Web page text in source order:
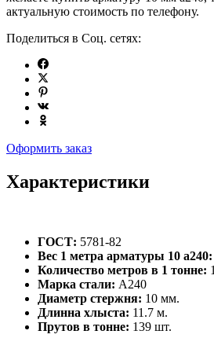
актуальную стоимость по телефону.
Поделиться в Соц. сетях:
Оформить заказ
Характеристики
ГОСТ: 5781-82
Вес 1 метра арматуры 10 а240:
Количество метров в 1 тонне:
Марка стали: А240
Диаметр стержня: 10 мм.
Длинна хлыста: 11.7 м.
Прутов в тонне: 139 шт.